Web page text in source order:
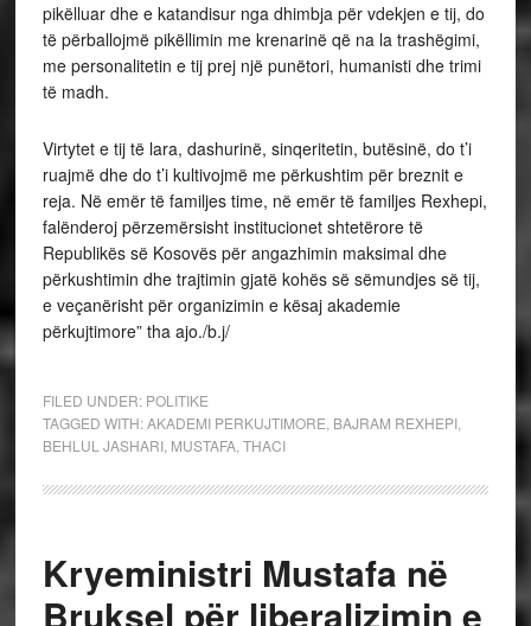
pikëlluar dhe e katandisur nga dhimbja për vdekjen e tij, do
të përballojmë pikëllimin me krenarinë që na la trashëgimi,
me personalitetin e tij prej një punëtori, humanisti dhe trimi
të madh.
Virtytet e tij të lara, dashurinë, sinqeritetin, butësinë, do t’i
ruajmë dhe do t’i kultivojmë me përkushtim për breznit e
reja. Në emër të familjes time, në emër të familjes Rexhepi,
falënderoj përzemërsisht institucionet shtetërore të
Republikës së Kosovës për angazhimin maksimal dhe
përkushtimin dhe trajtimin gjatë kohës së sëmundjes së tij,
e veçanërisht për organizimin e kësaj akademie
përkujtimore” tha ajo./b.j/
FILED UNDER: POLITIKE
TAGGED WITH:AKADEMI PERKUJTIMORE BAJRAM REXHEPI,
BEHLUL JASHARI, MUSTAFA, THACI
Kryeministri Mustafa në
Bruksel për liberalizimin e